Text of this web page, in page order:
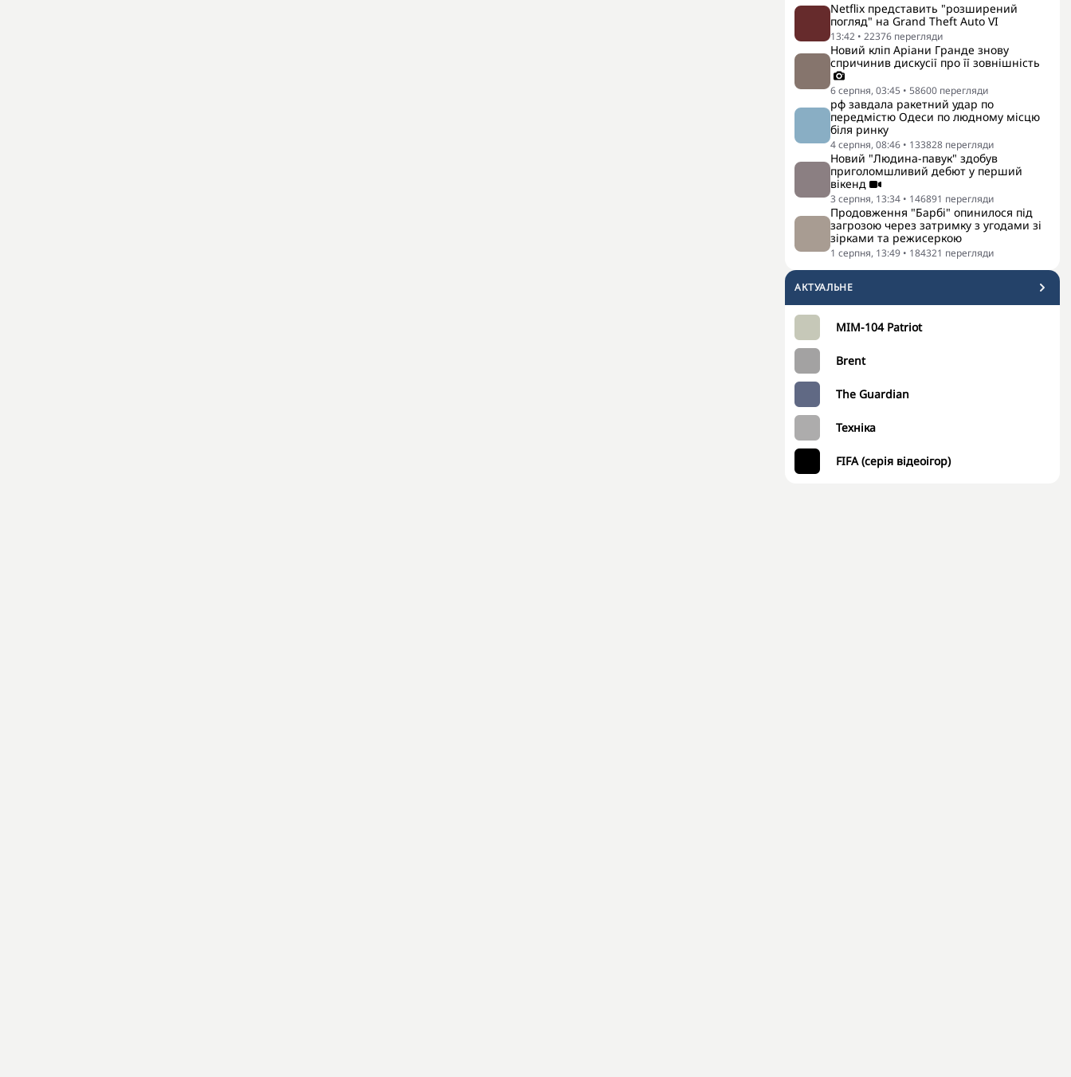
Netflix представить "розширений
погляд" на Grand Theft Auto VI
13:42 • 22376 перегляди
Новий кліп Аріани Гранде знову
спричинив дискусії про її зовнішність
6 серпня, 03:45 • 58600 перегляди
рф завдала ракетний удар по
передмістю Одеси по людному місцю
біля ринку
4 серпня, 08:46 • 133828 перегляди
Новий "Людина-павук" здобув
приголомшливий дебют у перший
вікенд
3 серпня, 13:34 • 146891 перегляди
Продовження "Барбі" опинилося під
загрозою через затримку з угодами зі
зірками та режисеркою
1 серпня, 13:49 • 184321 перегляди
АКТУАЛЬНЕ
MIM-104 Patriot
Brent
The Guardian
Техніка
FIFA (серія відеоігор)